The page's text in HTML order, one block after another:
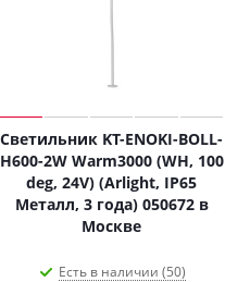
Светильник KT-ENOKI-BOLL-
H600-2W Warm3000 (WH, 100
deg, 24V) (Arlight, IP65
Металл, 3 года) 050672 в
Москве
Есть в наличии (50)